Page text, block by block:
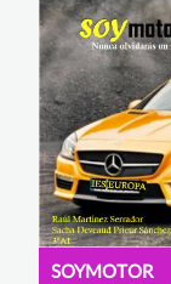
SOYMOTOR